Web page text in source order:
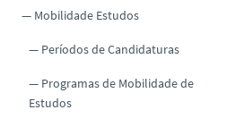
Mobilidade Estudos
Períodos de Candidaturas
Programas de Mobilidade de
Estudos